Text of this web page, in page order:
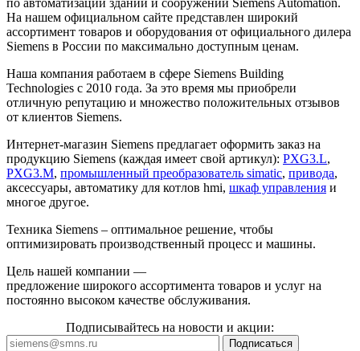
по автоматизации зданий и сооружений Siemens Automation.
На нашем официальном сайте представлен широкий
ассортимент товаров и оборудования от официального дилера
Siemens в России по максимально доступным ценам.
Наша компания работаем в сфере Siemens Building
Technologies с 2010 года. За это время мы приобрели
отличную репутацию и множество положительных отзывов
от клиентов Siemens.
Интернет-магазин Siemens предлагает оформить заказ на
продукцию Siemens (каждая имеет свой артикул): PXG3.L,
PXG3.M, промышленный преобразователь simatic, привода,
аксессуары, автоматику для котлов hmi, шкаф управления и
многое другое.
Техника Siemens – оптимальное решение, чтобы
оптимизировать производственный процесс и машины.
Цель нашей компании —
предложение широкого ассортимента товаров и услуг на
постоянно высоком качестве обслуживания.
Подписывайтесь на новости и акции: